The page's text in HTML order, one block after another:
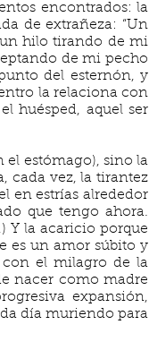
encontrados: la
de extrañeza: “Un
hilo tirando de mi
de mi pecho
del esternón, y
la relaciona con
huésped, aquel ser
el estómago), sino la
cada vez, la tirantez
en estrías alrededor
que tengo ahora.
Y la acaricio porque
es un amor súbito y
con el milagro de la
nacer como madre
expansión,
día muriendo para